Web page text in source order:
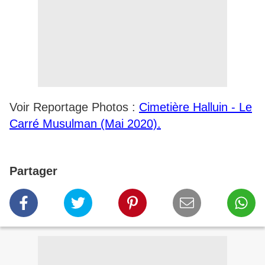
Voir Reportage Photos : Cimetière Halluin - Le
Carré Musulman (Mai 2020).
Partager